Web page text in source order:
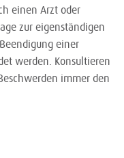
einen Arzt oder
zur eigenständigen
einer
werden. Konsultieren
immer den